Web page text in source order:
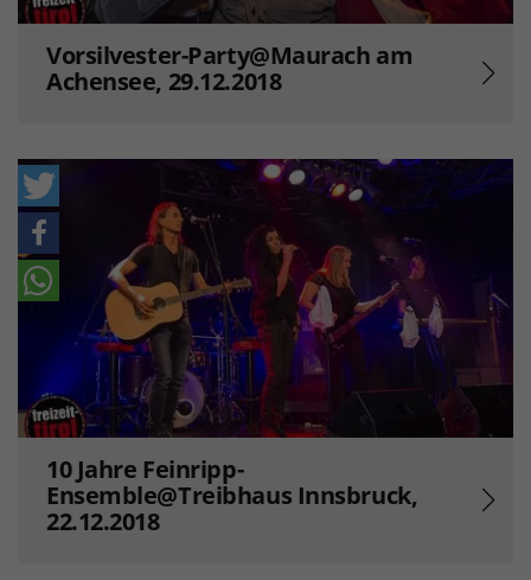
Vorsilvester-Party@Maurach am
Achensee, 29.12.2018
10 Jahre Feinripp-
Ensemble@Treibhaus Innsbruck,
22.12.2018